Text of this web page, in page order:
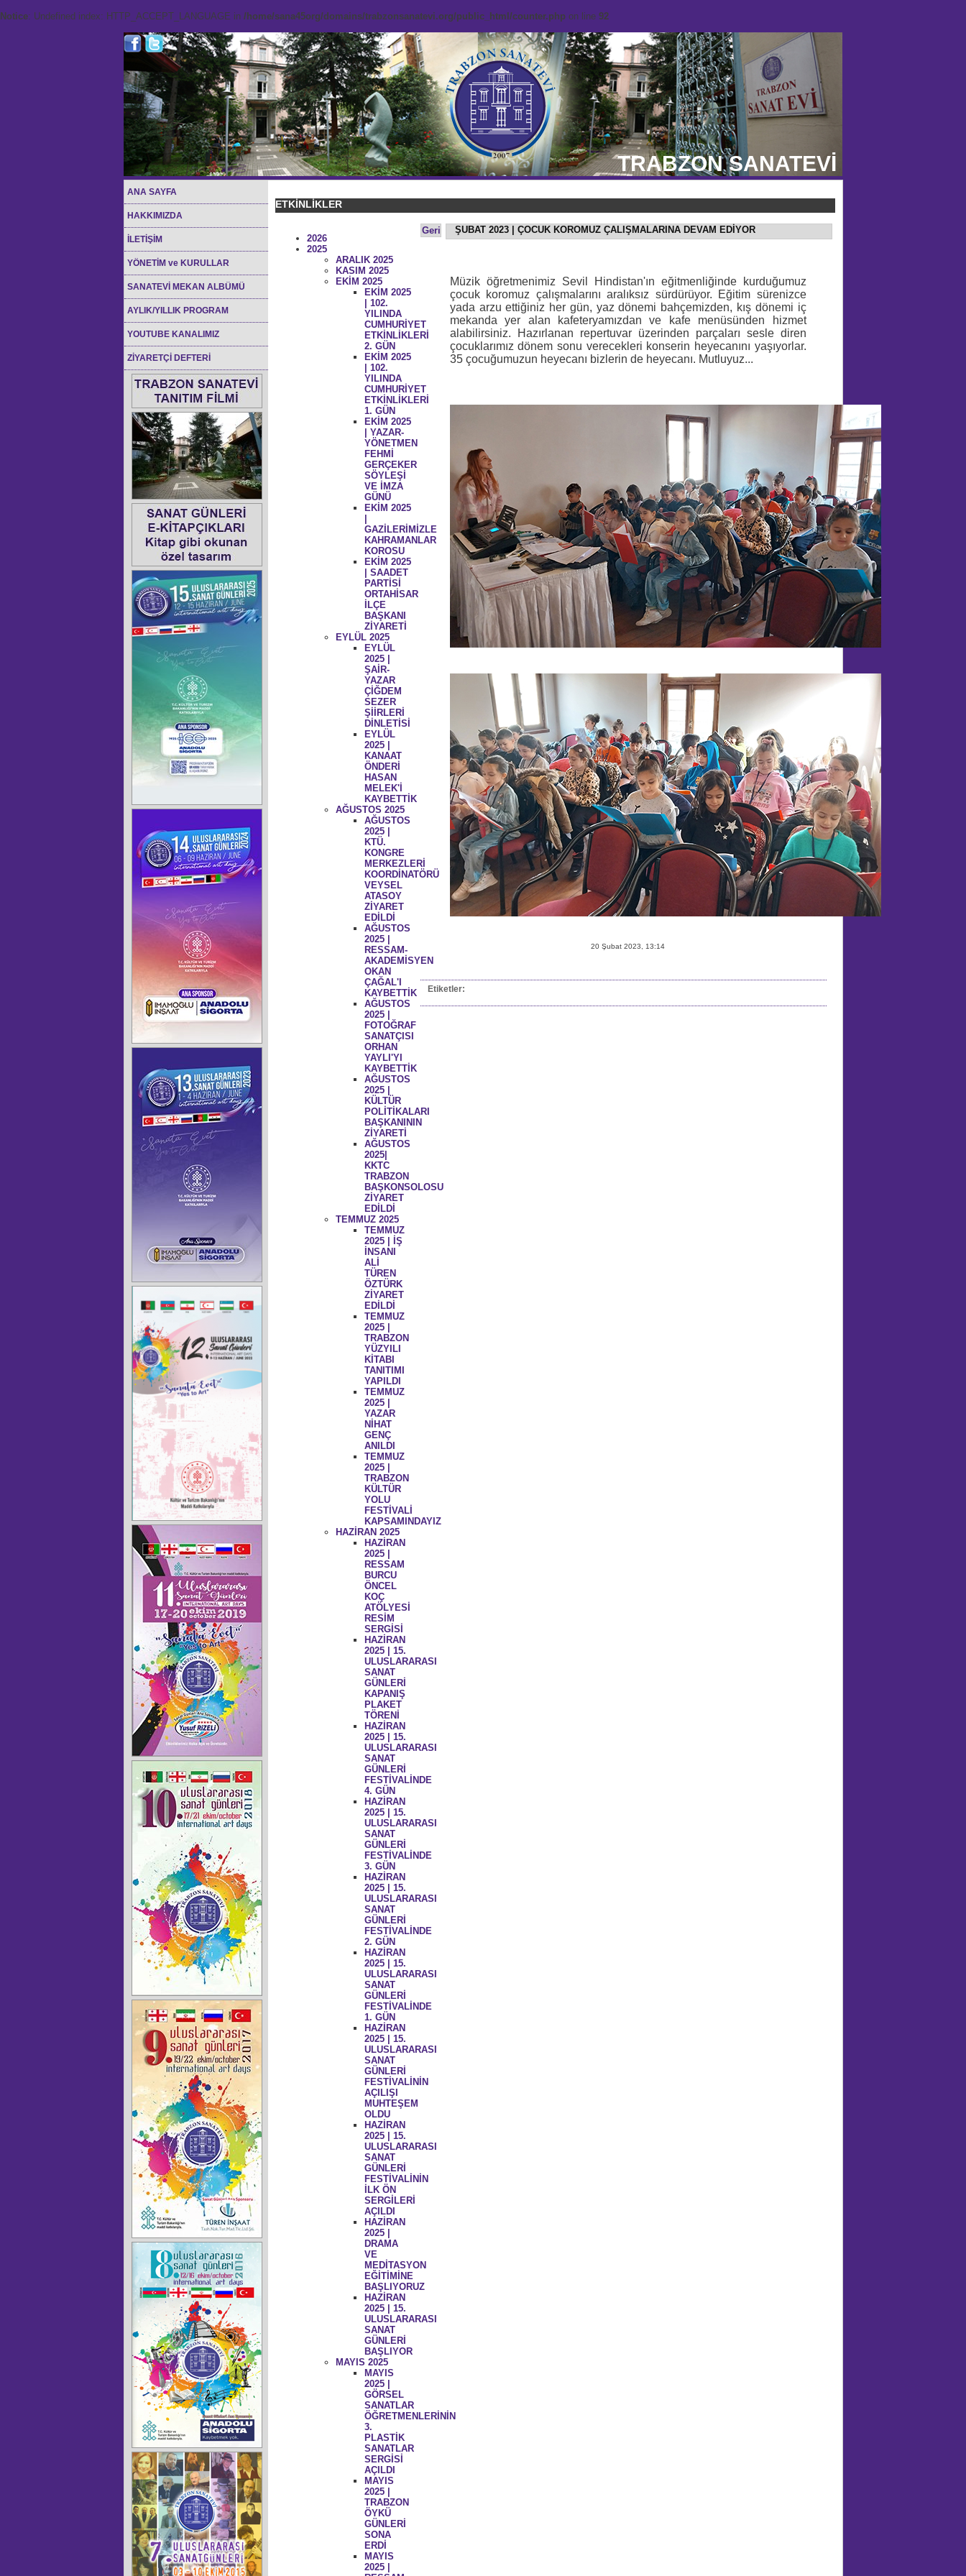
Notice: Undefined index: HTTP_ACCEPT_LANGUAGE in /home/sana45org/domains/trabzonsanatevi.org/public_html/counter.php on line 92
TRABZON SANATEVİ
ANA SAYFA
HAKKIMIZDA
İLETİŞİM
YÖNETİM ve KURULLAR
SANATEVİ MEKAN ALBÜMÜ
AYLIK/YILLIK PROGRAM
YOUTUBE KANALIMIZ
ZİYARETÇİ DEFTERİ
ETKİNLİKLER
Geri ŞUBAT 2023 | ÇOCUK KOROMUZ ÇALIŞMALARINA DEVAM EDİYOR
Müzik öğretmenimiz Sevil Hindistan'ın eğitmenliğinde kurduğumuz
çocuk koromuz çalışmalarını aralıksız sürdürüyor.
Eğitim sürenizce
yada arzu ettiğiniz her gün, yaz dönemi bahçemizden, kış dönemi iç
mekanda yer alan kafeteryamızdan ve kafe menüsünden hizmet
alabilirsiniz.
Hazırlanan repertuvar üzerinden parçaları sesle diren
çocuklarımız dönem sonu verecekleri konserin heyecanını yaşıyorlar.
35 çocuğumuzun heyecanı bizlerin de heyecanı. Mutluyuz...
20 Şubat 2023, 13:14
Etiketler:
2026
2025
ARALIK 2025
KASIM 2025
EKİM 2025
EKİM 2025
| 102.
YILINDA
CUMHURİYET
ETKİNLİKLERİ
2. GÜN
EKİM 2025
| 102.
YILINDA
CUMHURİYET
ETKİNLİKLERİ
1. GÜN
EKİM 2025
| YAZAR-
YÖNETMEN
FEHMİ
GERÇEKER
SÖYLEŞİ
VE İMZA
GÜNÜ
EKİM 2025
GAZİLERİMİZLE
KAHRAMANLAR
KOROSU
EKİM 2025
| SAADET
PARTİSİ
ORTAHİSAR
İLÇE
BAŞKANI
ZİYARETİ
EYLÜL 2025
EYLÜL
2025 |
ŞAİR-
YAZAR
ÇİĞDEM
SEZER
ŞİİRLERİ
DİNLETİSİ
EYLÜL
2025 |
KANAAT
ÖNDERİ
HASAN
MELEK'İ
KAYBETTİK
AĞUSTOS 2025
AĞUSTOS
2025 |
KTÜ.
KONGRE
MERKEZLERİ
KOORDİNATÖRÜ
VEYSEL
ATASOY
ZİYARET
EDİLDİ
AĞUSTOS
2025 |
RESSAM-
AKADEMİSYEN
OKAN
ÇAĞAL'I
KAYBETTİK
AĞUSTOS
2025 |
FOTOĞRAF
SANATÇISI
ORHAN
YAYLI'YI
KAYBETTİK
AĞUSTOS
2025 |
KÜLTÜR
POLİTİKALARI
BAŞKANININ
ZİYARETİ
AĞUSTOS
2025|
KKTC
TRABZON
BAŞKONSOLOSU
ZİYARET
EDİLDİ
TEMMUZ 2025
TEMMUZ
2025 | İŞ
İNSANI
ALİ
TÜREN
ÖZTÜRK
ZİYARET
EDİLDİ
TEMMUZ
2025 |
TRABZON
YÜZYILI
KİTABI
TANITIMI
YAPILDI
TEMMUZ
2025 |
YAZAR
NİHAT
GENÇ
ANILDI
TEMMUZ
2025 |
TRABZON
KÜLTÜR
YOLU
FESTİVALİ
KAPSAMINDAYIZ
HAZİRAN 2025
HAZİRAN
2025 |
RESSAM
BURCU
ÖNCEL
KOÇ
ATÖLYESİ
RESİM
SERGİSİ
HAZİRAN
2025 | 15.
ULUSLARARASI
SANAT
GÜNLERİ
KAPANIŞ
PLAKET
TÖRENİ
HAZİRAN
2025 | 15.
ULUSLARARASI
SANAT
GÜNLERİ
FESTİVALİNDE
4. GÜN
HAZİRAN
2025 | 15.
ULUSLARARASI
SANAT
GÜNLERİ
FESTİVALİNDE
3. GÜN
HAZİRAN
2025 | 15.
ULUSLARARASI
SANAT
GÜNLERİ
FESTİVALİNDE
2. GÜN
HAZİRAN
2025 | 15.
ULUSLARARASI
SANAT
GÜNLERİ
FESTİVALİNDE
1. GÜN
HAZİRAN
2025 | 15.
ULUSLARARASI
SANAT
GÜNLERİ
FESTİVALİNİN
AÇILIŞI
MUHTEŞEM
OLDU
HAZİRAN
2025 | 15.
ULUSLARARASI
SANAT
GÜNLERİ
FESTİVALİNİN
İLK ÖN
SERGİLERİ
AÇILDI
HAZİRAN
2025 |
DRAMA
VE
MEDİTASYON
EĞİTİMİNE
BAŞLIYORUZ
HAZİRAN
2025 | 15.
ULUSLARARASI
SANAT
GÜNLERİ
BAŞLIYOR
MAYIS 2025
MAYIS
2025 |
GÖRSEL
SANATLAR
ÖĞRETMENLERİNİN
3.
PLASTİK
SANATLAR
SERGİSİ
AÇILDI
MAYIS
2025 |
TRABZON
ÖYKÜ
GÜNLERİ
SONA
ERDİ
MAYIS
2025 |